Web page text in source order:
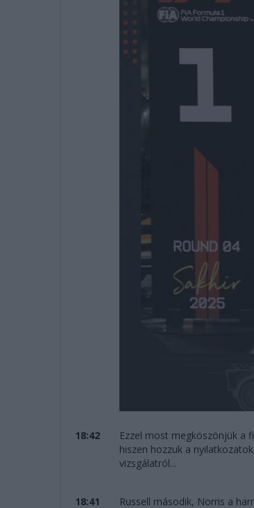
18:42
Ezzel most megköszönjük a
hiszen hozzuk a
vizsgálatról...
18:41 Russell második, Norris a